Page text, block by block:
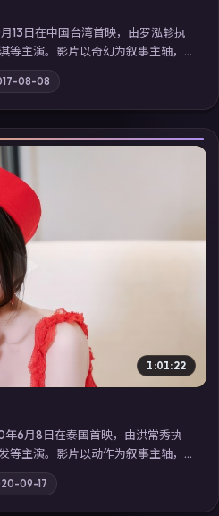
13日在中国台湾首映，由罗泓轸执
等主演。影片以奇幻为叙事主轴，
条时间线上交锋；摄影与配乐强化
产免费观看高清电视剧在线看」延
高清在线追剧体验。
08-08
▶
1:01:22
6月8日在泰国首映，由洪常秀执
等主演。影片以动作为叙事主轴，
前做出抉择；摄影与配乐强化地域
费观看高清电视剧在线看」延展检
在线追剧体验。
09-17